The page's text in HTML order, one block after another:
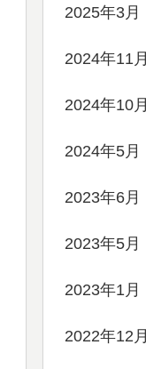
2025年3月
2024年11月
2024年10月
2024年5月
2023年6月
2023年5月
2023年1月
2022年12月